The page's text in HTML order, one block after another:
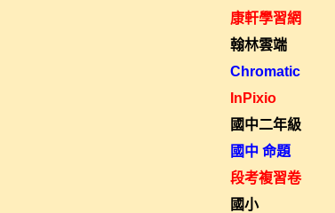
康軒學習網
翰林雲端
Chromatic
InPixio
國中二年級
國中 命題
段考複習卷
國小